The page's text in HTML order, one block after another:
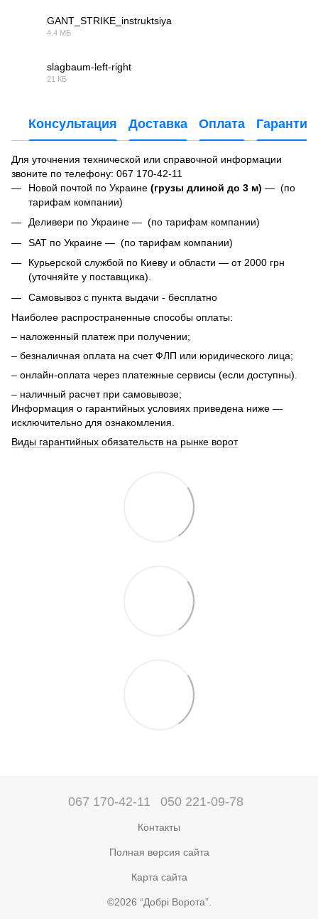
GANT_STRIKE_instruktsiya
4.4 МБ
slagbaum-left-right
21 КБ
Консультация Доставка Оплата Гарантия
Для уточнения технической или справочной информации
звоните по телефону: 067 170-42-11
Новой почтой по Украине (грузы длиной до 3 м) — (по
тарифам компании)
Деливери по Украине — (по тарифам компании)
SAT по Украине — (по тарифам компании)
Курьерской службой по Киеву и области — от 2000 грн
(уточняйте у поставщика).
Самовывоз с пункта выдачи - бесплатно
Наиболее распространенные способы оплаты:
– наложенный платеж при получении;
– безналичная оплата на счет ФЛП или юридического лица;
– онлайн-оплата через платежные сервисы (если доступны).
– наличный расчет при самовывозе;
Информация о гарантийных условиях приведена ниже —
исключительно для ознакомления.
Виды гарантийных обязательств на рынке ворот
067 170-42-11 050 221-09-78
Контакты
Полная версия сайта
Карта сайта
©2026 “Добрі Ворота”.